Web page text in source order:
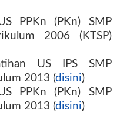
PPKn (PKn) SMP
2006 (KTSP)
US IPS SMP
2013 (disini)
PPKn (PKn) SMP
2013 (disini)